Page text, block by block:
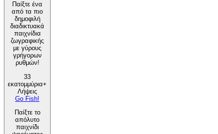
Παίξτε ένα
από τα πιο
δημοφιλή
διαδικτυακά
παιχνίδια
ζωγραφικής
με γύρους
γρήγορων
ρυθμών!
33
εκατομμύρια+
Λήψεις
Go Fish!
Παίξτε το
απόλυτο
παιχνίδι